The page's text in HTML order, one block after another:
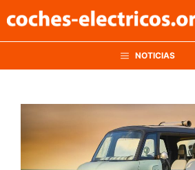
al
NOTICIAS